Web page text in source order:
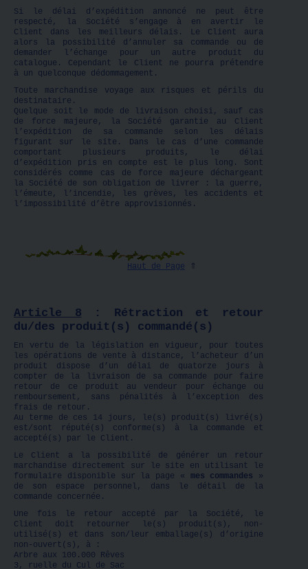
Si le délai d’expédition annoncé ne peut être
respecté, la Société s’engage à en avertir le
Client dans les meilleurs délais. Le Client aura
alors la possibilité d’annuler sa commande ou de
demander l’échange pour un autre produit du
catalogue. Cependant le Client ne pourra prétendre
à un quelconque dédommagement.
Toute marchandise voyage aux risques et périls du
destinataire.
Quelque soit le mode de livraison choisi, sauf cas
de force majeure, la Société garantie au Client
l’expédition de sa commande selon les délais
figurant sur le site. Dans le cas d’une commande
comportant plusieurs produits, le délai
d’expédition pris en compte est le plus long. Sont
considérés comme cas de force majeure déchargeant
la Société de son obligation de livrer : la guerre,
l’émeute, l’incendie, les grèves, les accidents et
l’impossibilité d’être approvisionnés.
Haut de Page ⇑
Article 8 : Rétraction et retour
du/des produit(s) commandé(s)
En vertu de la législation en vigueur, pour toutes
les opérations de vente à distance, l’acheteur d’un
produit dispose d’un délai de quatorze jours à
compter de la livraison de sa commande pour faire
retour de ce produit au vendeur pour échange ou
remboursement, sans pénalités à l’exception des
frais de retour.
Au terme de ces 14 jours, le(s) produit(s) livré(s)
est/sont réputé(s) conforme(s) à la commande et
accepté(s) par le Client.
Le Client a la possibilité de générer un retour
marchandise directement sur le site en utilisant le
formulaire disponible sur la page «
mes commandes »
de son espace personnel, dans le détail de la
commande concernée.
Une fois le retour accepté par la Société, le
Client doit retourner le(s) produit(s), non-
utilisé(s) et dans son/leur emballage(s) d’origine
non-ouvert(s), à :
Arbre aux 100.000 Rêves
3, ruelle du Cul de Sac